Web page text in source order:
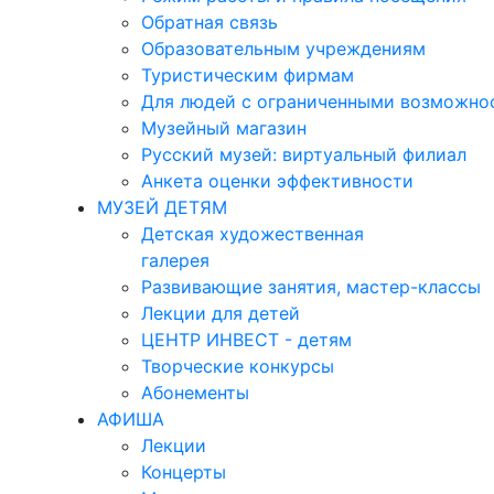
Обратная связь
Образовательным учреждениям
Туристическим фирмам
Для людей с ограниченными
Музейный магазин
Русский музей: виртуальный филиал
Анкета оценки эффективности
МУЗЕЙ ДЕТЯМ
Детская художественная
галерея
Развивающие занятия, мастер-классы
Лекции для детей
ЦЕНТР ИНВЕСТ - детям
Творческие конкурсы
Абонементы
АФИША
Лекции
Концерты